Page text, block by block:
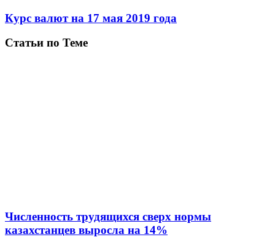
Курс валют на 17 мая 2019 года
Статьи по Теме
Численность трудящихся сверх нормы
казахстанцев выросла на 14%